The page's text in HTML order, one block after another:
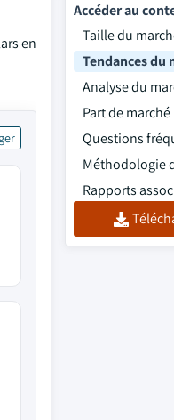
en
Accéder au
Taille du
Tendances du
Analyse du
Part de marché
Questions
Méthodologie
Rapports